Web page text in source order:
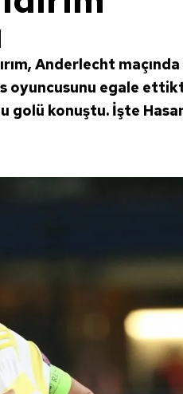
Anderlecht
oyuncusunu egale
konuştu. İşte